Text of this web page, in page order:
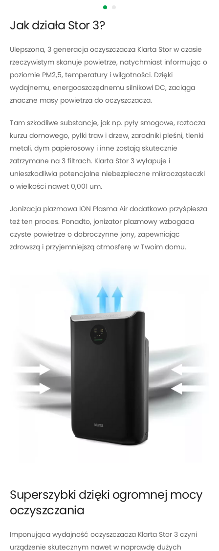
Jak działa Stor 3?
Ulepszona, 3 generacja oczyszczacza Klarta Stor w czasie
rzeczywistym skanuje powietrze, natychmiast informując o
poziomie PM2,5, temperatury i wilgotności. Dzięki
wydajnemu, energooszczędnemu silnikowi DC, zaciąga
znaczne masy powietrza do oczyszczacza.
Tam szkodliwe substancje, jak np. pyły smogowe, roztocza
kurzu domowego, pyłki traw i drzew, zarodniki pleśni, tlenki
metali, dym papierosowy i inne zostają skutecznie
zatrzymane na 3 filtrach. Klarta Stor 3 wyłapuje i
unieszkodliwia potencjalne niebezpieczne mikrocząsteczki
o wielkości nawet 0,001 um.
Jonizacja plazmowa ION Plasma Air dodatkowo przyśpiesza
też ten proces. Ponadto, jonizator plazmowy wzbogaca
czyste powietrze o dobroczynne jony, zapewniając
zdrowszą i przyjemniejszą atmosferę w Twoim domu.
Superszybki dzięki ogromnej mocy
oczyszczania
Imponująca wydajność oczyszczacza Klarta Stor 3 czyni
urządzenie skutecznym nawet w naprawdę dużych